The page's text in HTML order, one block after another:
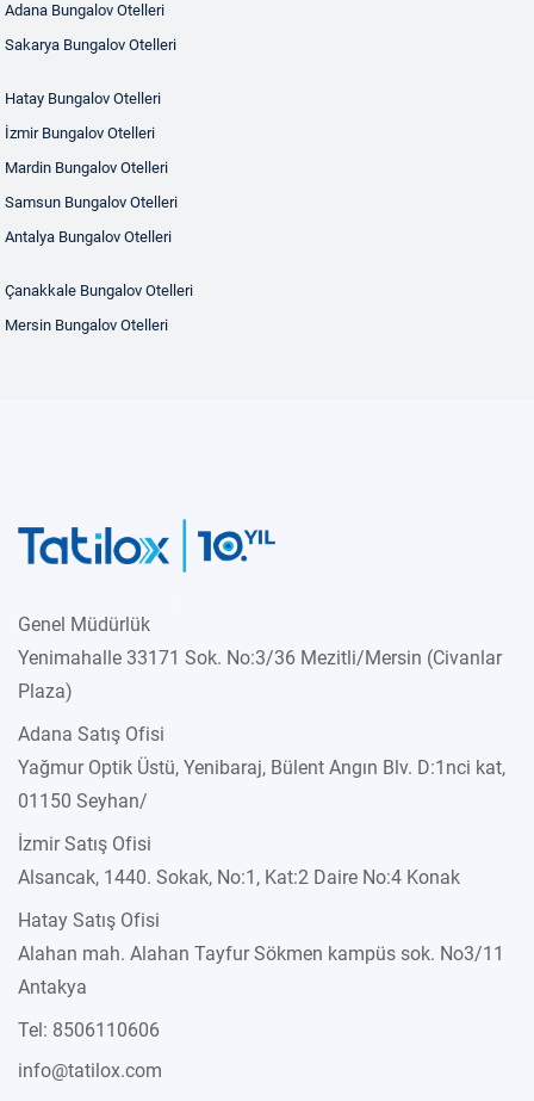
Adana Bungalov Otelleri
Sakarya Bungalov Otelleri
Hatay Bungalov Otelleri
İzmir Bungalov Otelleri
Mardin Bungalov Otelleri
Samsun Bungalov Otelleri
Antalya Bungalov Otelleri
Çanakkale Bungalov Otelleri
Mersin Bungalov Otelleri
Genel Müdürlük
Yenimahalle 33171 Sok. No:3/36 Mezitli/Mersin (Civanlar
Plaza)
Adana Satış Ofisi
Yağmur Optik Üstü, Yenibaraj, Bülent Angın Blv. D:1nci kat,
01150 Seyhan/
İzmir Satış Ofisi
Alsancak, 1440. Sokak, No:1, Kat:2 Daire No:4 Konak
Hatay Satış Ofisi
Alahan mah. Alahan Tayfur Sökmen kampüs sok. No3/11
Antakya
Tel: 8506110606
info@tatilox.com